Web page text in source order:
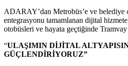
ADARAY’dan Metrobüs’e ve belediye
entegrasyonu tamamlanan dijital
otobüsleri ve hayata geçtiğinde Tramvay
“ULAŞIMIN DİJİTAL
GÜÇLENDİRİYORUZ”